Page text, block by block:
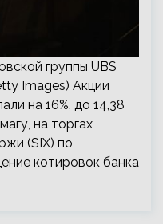
группы UBS
Images) Акции
на 16%, до 14,38
на торгах
(SIX) по
котировок банка